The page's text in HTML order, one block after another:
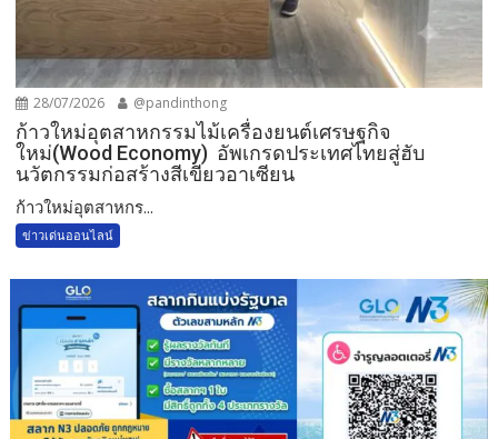
28/07/2026 @pandinthong
ก้าวใหม่อุตสาหกรรมไม้เครื่องยนต์เศรษฐกิจ
ใหม่(Wood Economy) อัพเกรดประเทศไทยสู่ฮับ
นวัตกรรมก่อสร้างสีเขียวอาเซียน
ก้าวใหม่อุตสาหกร...
ข่าวเด่นออนไลน์